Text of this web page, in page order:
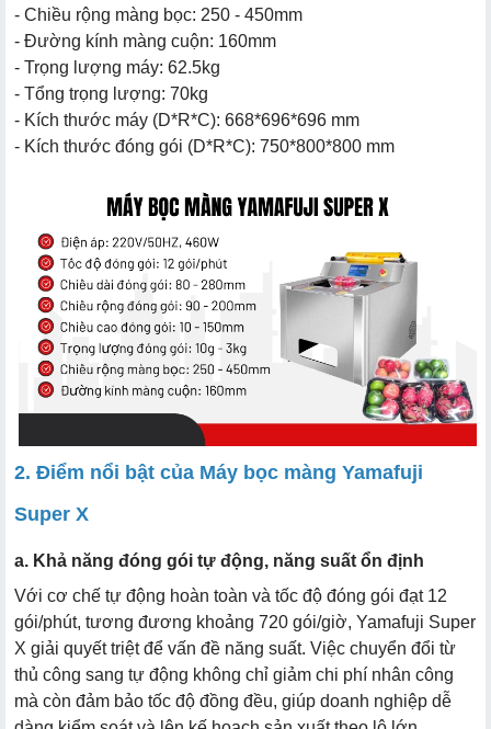
- Chiều rộng màng bọc: 250 - 450mm
- Đường kính màng cuộn: 160mm
- Trọng lượng máy: 62.5kg
- Tổng trọng lượng: 70kg
- Kích thước máy (D*R*C): 668*696*696 mm
- Kích thước đóng gói (D*R*C): 750*800*800 mm
2. Điểm nổi bật của Máy bọc màng Yamafuji
Super X
a. Khả năng đóng gói tự động, năng suất ổn định
Với cơ chế tự động hoàn toàn và tốc độ đóng gói đạt 12
gói/phút, tương đương khoảng 720 gói/giờ, Yamafuji Super
X giải quyết triệt để vấn đề năng suất. Việc chuyển đổi từ
thủ công sang tự động không chỉ giảm chi phí nhân công
mà còn đảm bảo tốc độ đồng đều, giúp doanh nghiệp dễ